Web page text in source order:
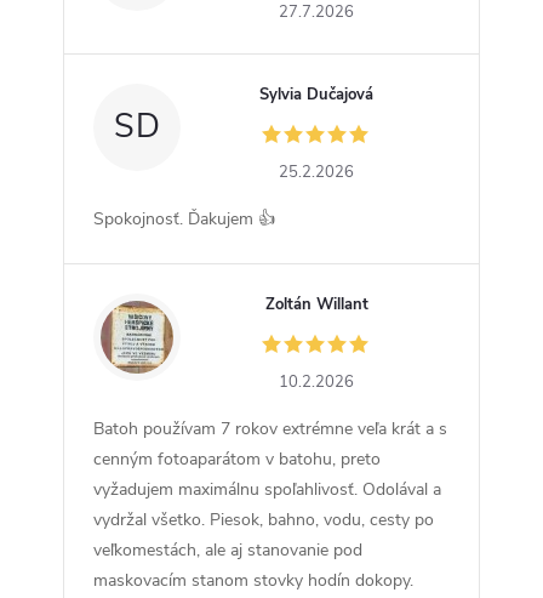
27.7.2026
SD
Sylvia Dučajová
25.2.2026
Spokojnosť. Ďakujem 👍
ZW
Zoltán Willant
10.2.2026
Batoh používam 7 rokov extrémne veľa krát a s
cenným fotoaparátom v batohu, preto
vyžadujem maximálnu spoľahlivosť. Odolával a
vydržal všetko. Piesok, bahno, vodu, cesty po
veľkomestách, ale aj stanovanie pod
maskovacím stanom stovky hodín dokopy.